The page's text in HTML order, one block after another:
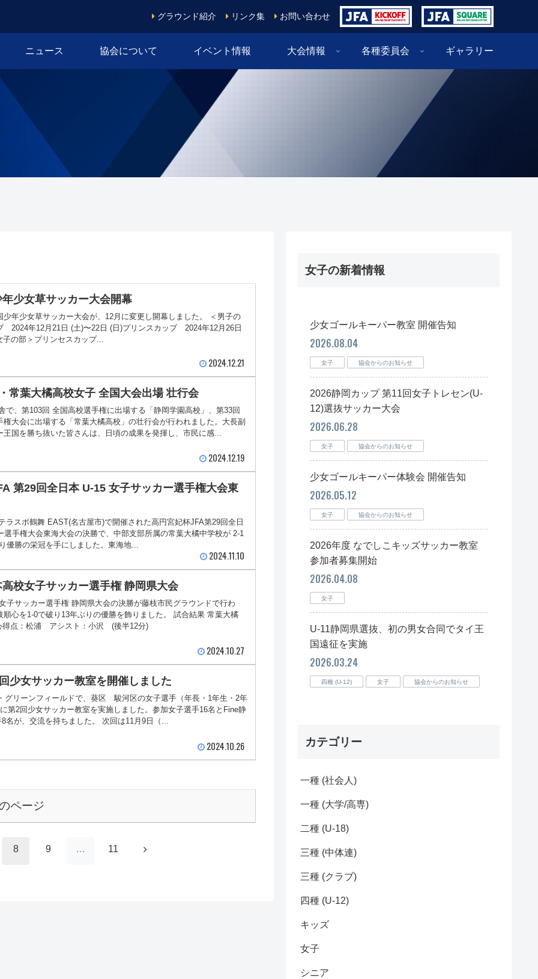
グラウンド紹介 リンク集 お問い合わせ
ニュース 協会について イベント情報 大会情報 各種委員会 ギャラリー
少女草サッカー大会開幕
少年少女草サッカー大会が、12月に変更し開幕しました。 ＜男子の
2024年12月21日 (土)〜22日 (日)プリンスカップ 2024年12月26日
の部＞プリンセスカップ...
2024.12.21
常葉大橘高校女子 全国大会出場 壮行会
で、第103回 全国高校選手権に出場する「静岡学園高校」、第33回
権大会に出場する「常葉大橘高校」の壮行会が行われました。大長副
国を勝ち抜いた皆さんは、日頃の成果を発揮し、市民に感...
2024.12.19
第29回全日本 U-15 女子サッカー選手権大会東
ラスポ鶴舞 EAST(名古屋市)で開催された高円宮妃杯JFA第29回全日
選手権大会東海大会の決勝で、中部支部所属の常葉大橘中学校が 2-1
優勝の栄冠を手にしました。東海地...
2024.11.10
校女子サッカー選手権 静岡県大会
子サッカー選手権 静岡県大会の決勝が藤枝市民グラウンドで行わ
順心を1-0で破り13年ぶりの優勝を飾りました。 試合結果 常葉大橘
得点：松浦 アシスト：小沢 (後半12分)
2024.10.27
少女サッカー教室を開催しました
グリーンフィールドで、葵区 駿河区の女子選手（年長・1年生・2年
第2回少女サッカー教室を実施しました。参加女子選手16名とFine静
8名が、交流を持ちました。 次回は11月9日（...
2024.10.26
ページ
8 9 … 11 次
女子の新着情報
少女ゴールキーパー教室 開催告知
2026.08.04
女子 協会からのお知らせ
2026静岡カップ 第11回女子トレセン(U-
12)選抜サッカー大会
2026.06.28
女子 協会からのお知らせ
少女ゴールキーパー体験会 開催告知
2026.05.12
女子 協会からのお知らせ
2026年度 なでしこキッズサッカー教室
参加者募集開始
2026.04.08
女子
U-11静岡県選抜、初の男女合同でタイ王
国遠征を実施
2026.03.24
四種 (U-12) 女子 協会からのお知らせ
カテゴリー
一種 (社会人)
一種 (大学/高専)
二種 (U-18)
三種 (中体連)
三種 (クラブ)
四種 (U-12)
キッズ
女子
シニア